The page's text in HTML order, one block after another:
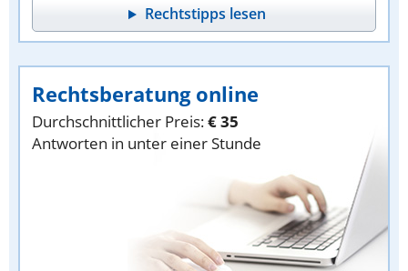
Rechtstipps lesen
Rechtsberatung online
Durchschnittlicher Preis:€ 35
Antworten in unter einer Stunde